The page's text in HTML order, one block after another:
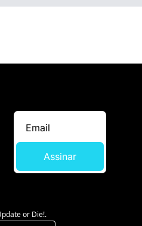
Assinar
or Die!.